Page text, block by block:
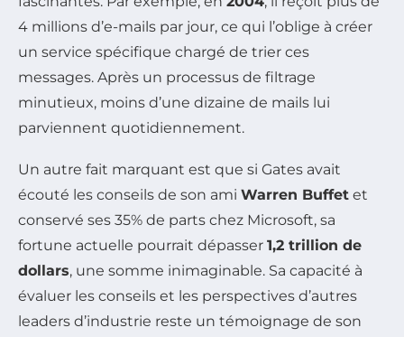
4 millions d’e-mails par jour, ce qui l’oblige à créer
un service spécifique chargé de trier ces
messages. Après un processus de filtrage
minutieux, moins d’une dizaine de mails lui
parviennent quotidiennement.
Un autre fait marquant est que si Gates avait
écouté les conseils de son ami Warren Buffet et
conservé ses 35% de parts chez Microsoft, sa
fortune actuelle pourrait dépasser 1,2 trillion de
dollars, une somme inimaginable. Sa capacité à
évaluer les conseils et les perspectives d’autres
leaders d’industrie reste un témoignage de son